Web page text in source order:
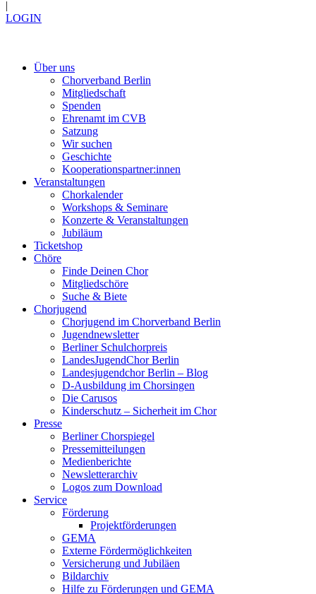
LOGIN
Über uns
Chorverband Berlin
Mitgliedschaft
Spenden
Ehrenamt im CVB
Satzung
Wir suchen
Geschichte
Kooperationspartner:innen
Veranstaltungen
Chorkalender
Workshops & Seminare
Konzerte & Veranstaltungen
Jubiläum
Ticketshop
Chöre
Finde Deinen Chor
Mitgliedschöre
Suche & Biete
Chorjugend
Chorjugend im Chorverband Berlin
Jugendnewsletter
Berliner Schulchorpreis
LandesJugendChor Berlin
Landesjugendchor Berlin – Blog
D-Ausbildung im Chorsingen
Die Carusos
Kinderschutz – Sicherheit im Chor
Presse
Berliner Chorspiegel
Pressemitteilungen
Medienberichte
Newsletterarchiv
Logos zum Download
Service
Förderung
Projektförderungen
GEMA
Externe Fördermöglichkeiten
Versicherung und Jubiläen
Bildarchiv
Hilfe zu Förderungen und GEMA